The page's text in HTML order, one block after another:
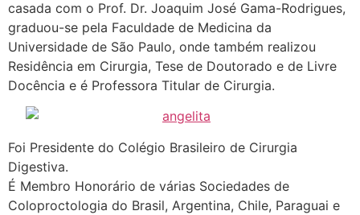
casada com o Prof. Dr. Joaquim José Gama-Rodrigues,
graduou-se pela Faculdade de Medicina da
Universidade de São Paulo, onde também realizou
Residência em Cirurgia, Tese de Doutorado e de Livre
Docência e é Professora Titular de Cirurgia.
Foi Presidente do Colégio Brasileiro de Cirurgia
Digestiva.
É Membro Honorário de várias Sociedades de
Coloproctologia do Brasil, Argentina, Chile, Paraguai e